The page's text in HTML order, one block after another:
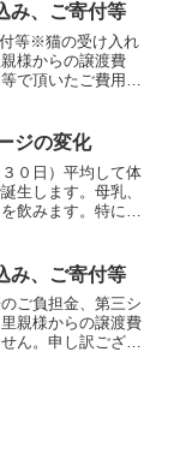
み、ご寄付等
等※猫の受け入れ
様からの譲渡費
で頂いたご費用等
・k様 5,000円・k
ジの変化
０日）平均して体
生します。母乳、
飲みます。特に母
重要です。10日～
...
み、ご寄付等
ご負担金、第三シ
親様からの譲渡費
ん。申し訳ござい